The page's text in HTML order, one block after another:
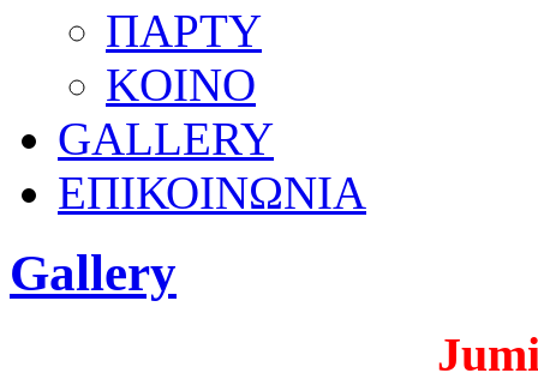
ΠΑΡΤΥ
KOINO
GALLERY
ΕΠΙΚΟΙΝΩΝΙΑ
Gallery